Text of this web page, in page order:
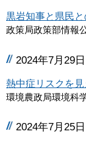
黒岩知事と県民
政策局政策部情報
2024年7月29
熱中症リスクを
環境農政局環境科
2024年7月25日